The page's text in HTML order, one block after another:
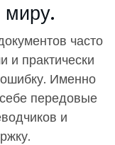
миру.
часто
и практически
Именно
передовые
и